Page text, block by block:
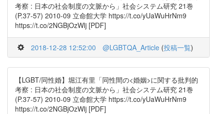
考察 : 日本の社会制度の文脈から」社会システム研究 21巻
(P.37-57) 2010-09 立命館大学 https://t.co/yUaWuHrNm9
https://t.co/2NGBjOzWlj [PDF]
2018-12-28 12:52:00 @LGBTQA_Article (投稿一覧)
【LGBT/同性婚】堀江有里「同性間の<婚姻>に関する批判的
考察 : 日本の社会制度の文脈から」社会システム研究 21巻
(P.37-57) 2010-09 立命館大学 https://t.co/yUaWuHrNm9
https://t.co/2NGBjOzWlj [PDF]